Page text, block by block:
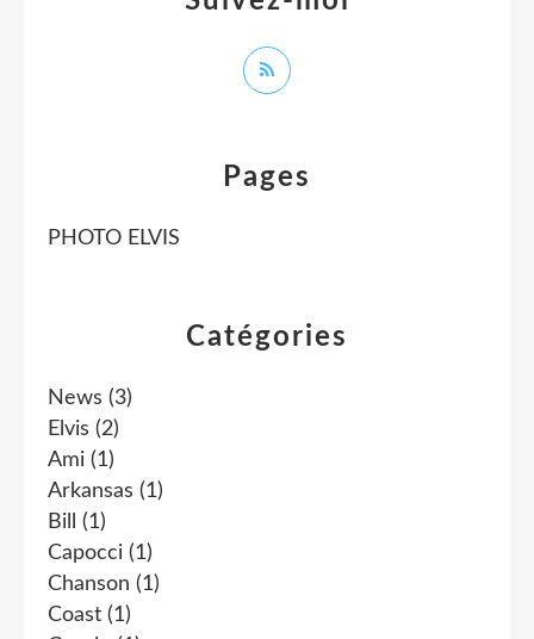
Catégories
News (3)
Elvis (2)
Ami (1)
Arkansas (1)
Bill
(1)
Capocci (1)
Chanson (1)
Coast (1)
Pages
PHOTO ELVIS